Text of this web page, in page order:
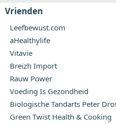
Vrienden
Leefbewust.com
aHealthylife
Vitavie
Breizh Import
Rauw Power
Voeding Is Gezondheid
Biologische Tandarts Peter
Green Twist Health & Cooking